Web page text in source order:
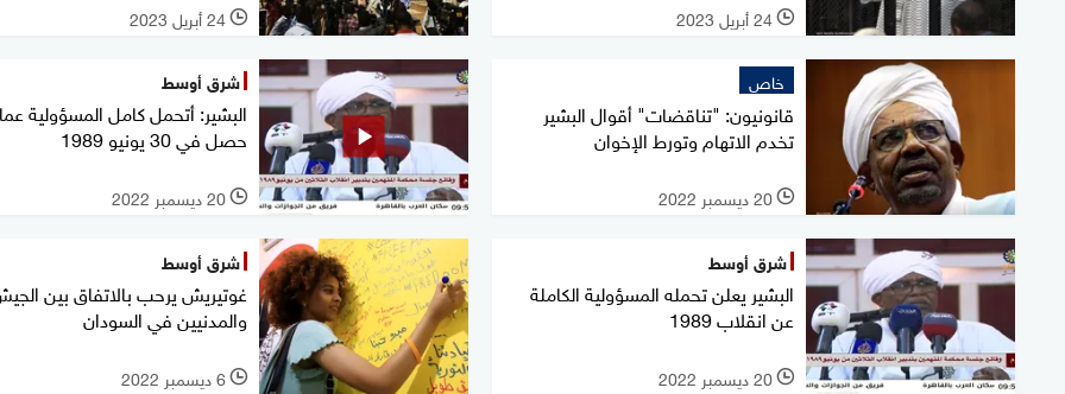
l 24 أبريل 2023 l 24 أبريل 2023
خاص
قانونيون: "تناقضات" أقوال البشير
تخدم الاتهام وتورط الإخوان
l 20 ديسمبر 2022
شرق أوسط
البشير: أتحمل كامل المسؤولية عما
حصل في 30 يونيو 1989
l 20 ديسمبر 2022
شرق أوسط
البشير يعلن تحمله المسؤولية الكاملة
عن انقلاب 1989
l 20 ديسمبر 2022
شرق أوسط
غوتيريش يرحب بالاتفاق بين
والمدنيين في السودان
l 6 ديسمبر 2022